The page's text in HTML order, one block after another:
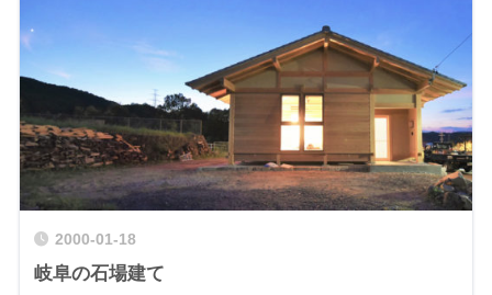
2000-01-18
岐阜の石場建て